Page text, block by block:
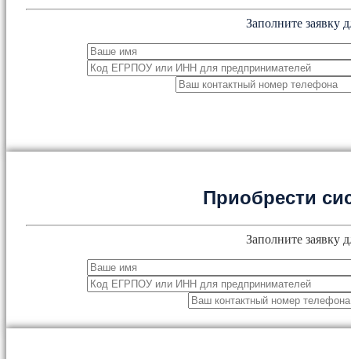
Заполните заявку
Приобрести
Заполните заявку